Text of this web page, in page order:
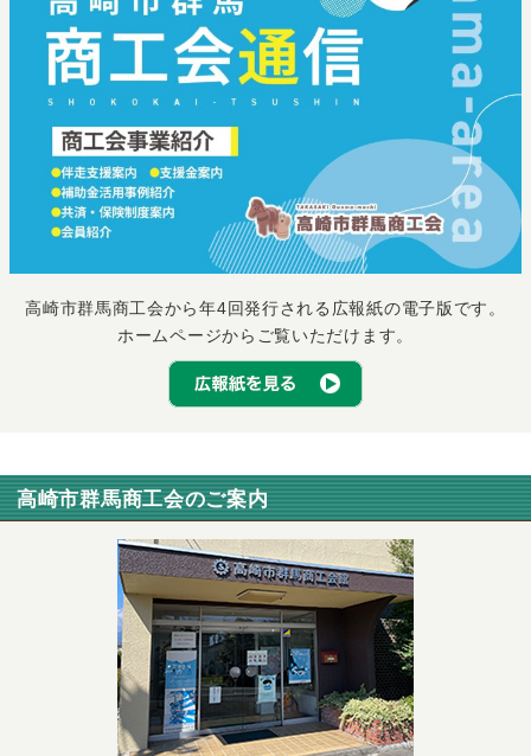
高崎市群馬商工会から年4回発行される広報紙の電子版です。
ホームページからご覧いただけます。
高崎市群馬商工会のご案内